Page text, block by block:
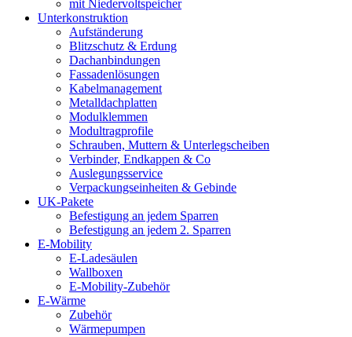
mit Niedervoltspeicher
Unterkonstruktion
Aufständerung
Blitzschutz & Erdung
Dachanbindungen
Fassadenlösungen
Kabelmanagement
Metalldachplatten
Modulklemmen
Modultragprofile
Schrauben, Muttern & Unterlegscheiben
Verbinder, Endkappen & Co
Auslegungsservice
Verpackungseinheiten & Gebinde
UK-Pakete
Befestigung an jedem Sparren
Befestigung an jedem 2. Sparren
E-Mobility
E-Ladesäulen
Wallboxen
E-Mobility-Zubehör
E-Wärme
Zubehör
Wärmepumpen